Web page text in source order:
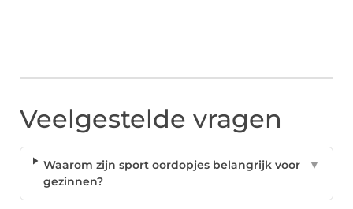
Veelgestelde vragen
Waarom zijn sport oordopjes belangrijk voor
gezinnen?
▼